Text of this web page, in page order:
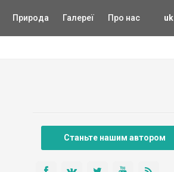
uk
Природа Галереї Про нас
Станьте нашим автором